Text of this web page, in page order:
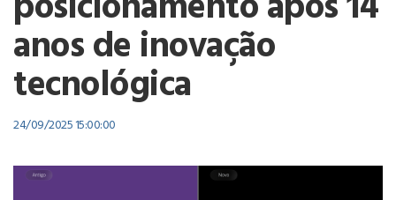
anos de inovação
tecnológica
24/09/2025 15:00:00